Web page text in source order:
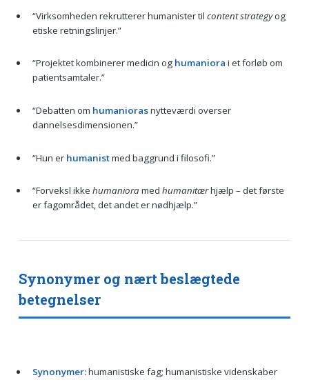
“Virksomheden rekrutterer humanister til content strategyog
etiske retningslinjer.”
“Projektet kombinerer medicin og humaniora i et forløb om
patientsamtaler.”
“Debatten om humaniorasnytteværdi overser
dannelsesdimensionen.”
“Hun er humanistmed baggrund i filosofi.”
“Forveksl ikke humanioramed humanitærhjælp – det første
er fagområdet, det andet er nødhjælp.”
Synonymer og nært beslægtede
betegnelser
Synonymer:humanistiske fag; humanistiske videnskaber